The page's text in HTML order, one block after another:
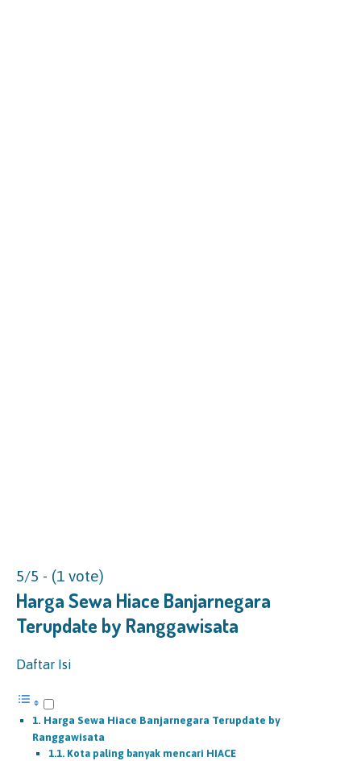
5/5 - (1 vote)
Harga Sewa Hiace Banjarnegara
Terupdate by Ranggawisata
Daftar Isi
Harga Sewa Hiace Banjarnegara Terupdate by
Ranggawisata
Kota paling banyak mencari HIACE